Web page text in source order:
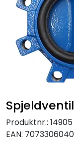
Produktnr.: 14905
EAN:
Sprinkler
Tappevann
Varmeanlegg